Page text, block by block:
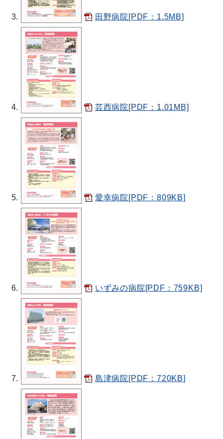
田野病院[PDF：1.5MB]
芸西病院[PDF：1.01MB]
愛幸病院[PDF：809KB]
いずみの病院[PDF：759KB]
島津病院[PDF：720KB]